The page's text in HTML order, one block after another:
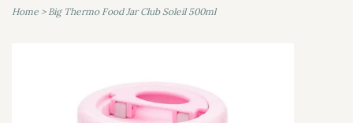
Home > Big Thermo Food Jar Club Soleil 500ml